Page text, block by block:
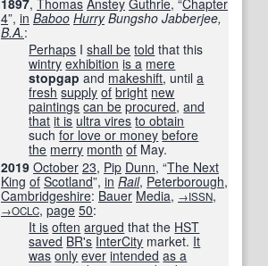
1897, Thomas Anstey Guthrie, “Chapter
4”, in Baboo HurryBungsho Jabberjee,
B.A.:
Perhaps Ishall be told that this
wintry exhibition is a mere
stopgap and makeshift, untila
fresh supply of bright new
paintings can be procured,and
that it is ultra vires to obtain
suchfor love or money before
the merry month of May.
2019 October 23, Pip Dunn, “The Next
King of Scotland”, in Rail, Peterborough,
Cambridgeshire: Bauer Media, →ISSN,
→OCLC, page 50:
It is often argued that the HST
saved BR's InterCity market. It
was only ever intended as a